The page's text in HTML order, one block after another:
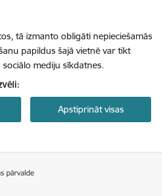
tā izmanto obligāti nepieciešamās
papildus šajā vietnē var tikt
mediju sīkdatnes.
Apstiprināt visas